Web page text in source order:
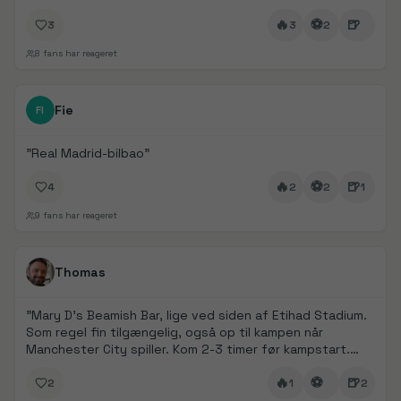
3 🔥3 ⚽2 🍺
8 fans har reageret
FanDays bidrag
FI Fie
"Real Madrid-bilbao"
4 🔥2 ⚽2 🍺1
9 fans har reageret
FanDays bidrag
Thomas
"Mary D’s Beamish Bar, lige ved siden af Etihad Stadium.
Som regel fin tilgængelig, også op til kampen når
Manchester City spiller. Kom 2-3 timer før kampstart.
2 🔥1 ⚽ 🍺2